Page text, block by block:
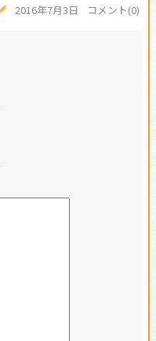
2016年7月3日 コメント(0)